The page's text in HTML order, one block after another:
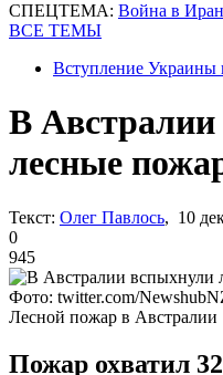
СПЕЦТЕМА: Война в
ВСЕ ТЕМЫ
Вступление Украины
В
лесные
Текст: Олег Павлось, 10
0
945
Фото: twitter.com/
Лесной пожар в Австралии
Пожар охватил